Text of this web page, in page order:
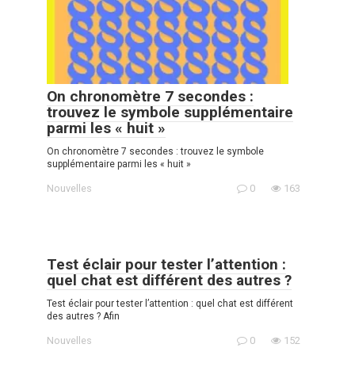
On chronomètre 7 secondes :
trouvez le symbole supplémentaire
parmi les « huit »
On chronomètre 7 secondes : trouvez le symbole
supplémentaire parmi les « huit »
Nouvelles 0 163
Test éclair pour tester l’attention :
quel chat est différent des autres ?
Test éclair pour tester l’attention : quel chat est différent
des autres ? Afin
Nouvelles 0 152